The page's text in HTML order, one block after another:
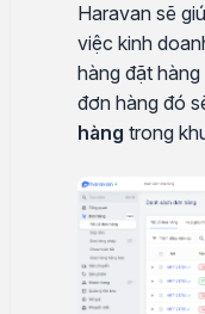
Haravan sẽ
việc kinh
hàng đặt
đơn hàng đó
hàng trong